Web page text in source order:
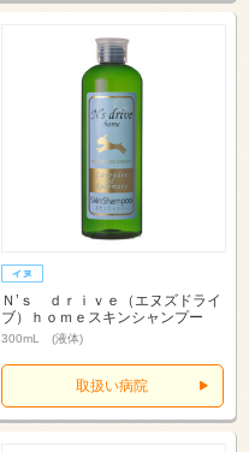
Ｎ’ｓ ｄｒｉｖｅ（エヌズドライ
ブ）ｈｏｍｅスキンシャンプー
300mL (液体)
取扱い病院